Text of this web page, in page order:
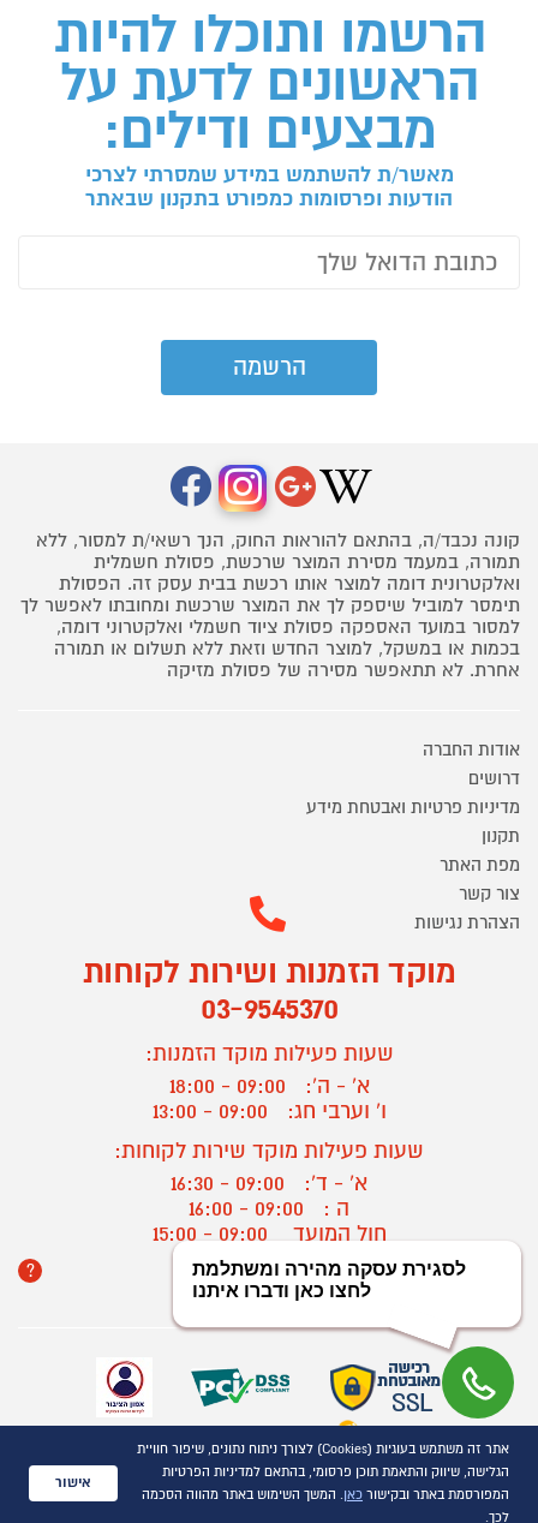
הרשמו ותוכלו להיות
הראשונים לדעת על
מבצעים ודילים:
מאשר/ת להשתמש במידע שמסרתי לצרכי
הודעות ופרסומות כמפורט בתקנון שבאתר
קונה נכבד/ה, בהתאם להוראות החוק, הנך רשאי/ת למסור, ללא
תמורה, במעמד מסירת המוצר שרכשת, פסולת חשמלית
ואלקטרונית דומה למוצר אותו רכשת בבית עסק זה. הפסולת
תימסר למוביל שיספק לך את המוצר שרכשת ומחובתו לאפשר לך
למסור במועד האספקה פסולת ציוד חשמלי ואלקטרוני דומה,
בכמות או במשקל, למוצר החדש וזאת ללא תשלום או תמורה
אחרת. לא תתאפשר מסירה של פסולת מזיקה
אודות החברה
דרושים
מדיניות פרטיות ואבטחת מידע
תקנון
מפת האתר
צור קשר
הצהרת נגישות
מוקד הזמנות ושירות לקוחות
03-9545370
שעות פעילות מוקד הזמנות:
א' - ה':
09:00 - 18:00
ו' וערבי חג:
09:00 - 13:00
שעות פעילות מוקד שירות לקוחות:
א' - ד':
09:00 - 16:30
ה :
09:00 - 16:00
חול המועד
? יצירת קשר/ביטול הזמנה
כל הזכויות שמורות P1000© 2021
התמונות להמחשה בלבד
ט.ל.ח.
אתר זה משתמש בעוגיות (Cookies) לצורך ניתוח נתונים, שיפור חוויית
הגלישה, שיווק והתאמת תוכן פרסומי, בהתאם למדיניות הפרטיות
המפורסמת באתר ובקישור כאן. המשך השימוש באתר מהווה הסכמה
לכך.
אישור